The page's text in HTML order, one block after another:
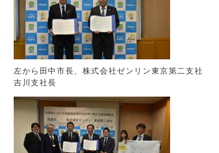
左から田中市長、株式会社ゼンリン東京第二支社
吉川支社長